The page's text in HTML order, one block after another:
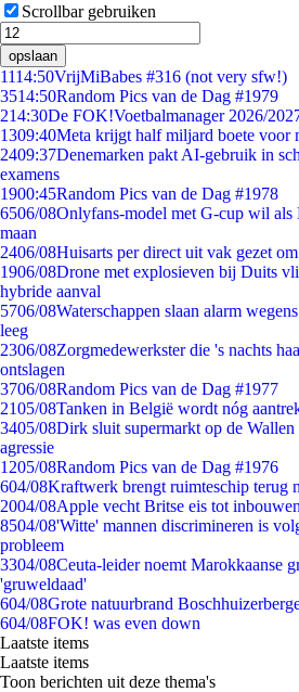
Scrollbar gebruiken
opslaan
1114:50VrijMiBabes #316 (not very sfw!)
3514:50Random Pics van de Dag #1979
214:30De FOK!Voetbalmanager 2026/
1309:40Meta krijgt half miljard boete voor
2409:37Denemarken pakt AI-gebruik in
examens
1900:45Random Pics van de Dag #1978
6506/08Onlyfans-model met G-cup wil als
maan
2406/08Huisarts per direct uit vak gezet
1906/08Drone met explosieven bij Duits
hybride aanval
5706/08Waterschappen slaan alarm
leeg
2306/08Zorgmedewerkster die 's nachts
ontslagen
3706/08Random Pics van de Dag #1977
2105/08Tanken in België wordt nóg
3405/08Dirk sluit supermarkt op de
agressie
1205/08Random Pics van de Dag #1976
604/08Kraftwerk brengt ruimteschip terug
2004/08Apple vecht Britse eis tot
8504/08'Witte' mannen discrimineren is
probleem
3304/08Ceuta-leider noemt Marokkaanse
'gruweldaad'
604/08Grote natuurbrand
604/08FOK! was even down
Laatste items
Laatste items
Toon berichten uit deze thema's